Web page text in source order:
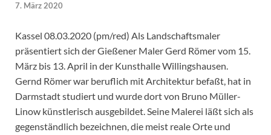
7. März 2020
Kassel 08.03.2020 (pm/red) Als Landschaftsmaler
präsentiert sich der Gießener Maler Gerd Römer vom 15.
März bis 13. April in der Kunsthalle Willingshausen.
Gernd Römer war beruflich mit Architektur befaßt, hat in
Darmstadt studiert und wurde dort von Bruno Müller-
Linow künstlerisch ausgebildet. Seine Malerei läßt sich als
gegenständlich bezeichnen, die meist reale Orte und